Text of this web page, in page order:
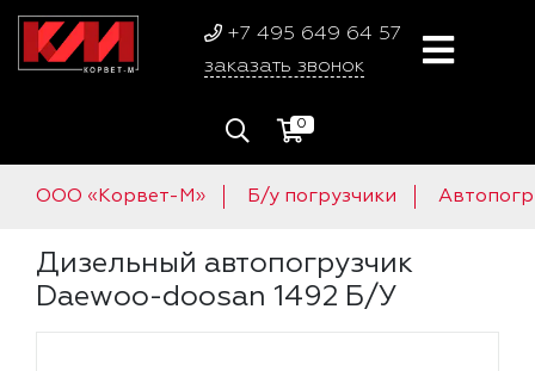
+7 495 649 64 57
заказать звонок
0
ООО «Корвет-М» Б/у погрузчики
Дизельный автопогрузчик
Daewoo-doosan 1492 Б/У